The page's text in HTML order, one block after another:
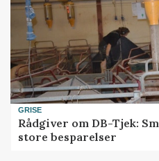
GRISE
Rådgiver om DB-Tjek:
store besparelser